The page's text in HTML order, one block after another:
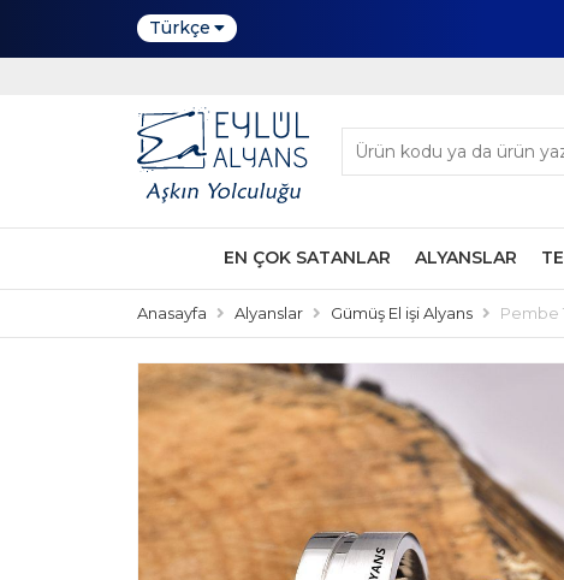
Türkçe
EN ÇOK SATANLAR ALYANSLAR
Anasayfa Alyanslar Gümüş El işi Alyans Pembe